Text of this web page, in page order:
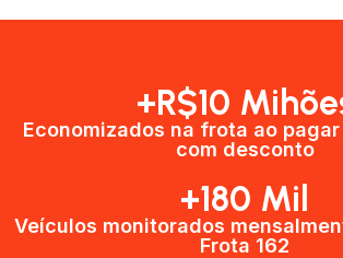
+R$10
Economizados na frota ao
com desconto
+180 Mil
Veículos monitorados
Frota 162